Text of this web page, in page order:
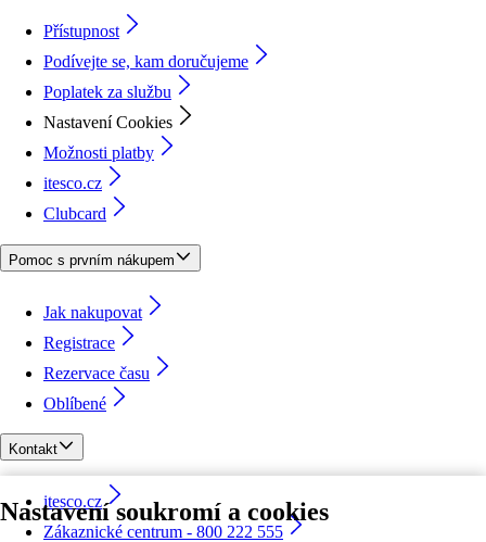
Nastavení soukromí a cookies
Přístupnost
Podívejte se, kam doručujeme
Poplatek za službu
Nastavení Cookies
Možnosti platby
itesco.cz
Clubcard
Pomoc s prvním nákupem
Jak nakupovat
Registrace
Rezervace času
Oblíbené
Kontakt
itesco.cz
Zákaznické centrum - 800 222 555